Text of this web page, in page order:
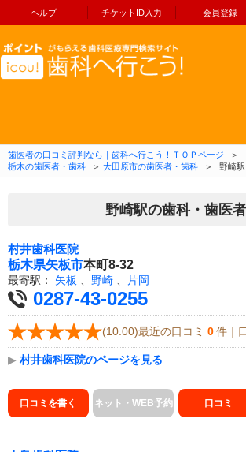
ヘルプ チケットID入力 会員登録
コンテンツへ
歯医者の口コミ評判なら｜歯科へ行こう！ＴＯＰページ
＞
栃木の歯医者・歯科
＞ 大田原市の歯医者・歯科 ＞ 野崎駅
野崎駅の歯科・歯医者
村井歯科医院
栃木県矢板市本町8-32
最寄駅： 矢板 野崎 片岡
0287-43-0255
(10.00)最近の口コミ 0 件｜
▶ 村井歯科医院のページを見る
口コミを書く ネット・WEB予約 口コミ